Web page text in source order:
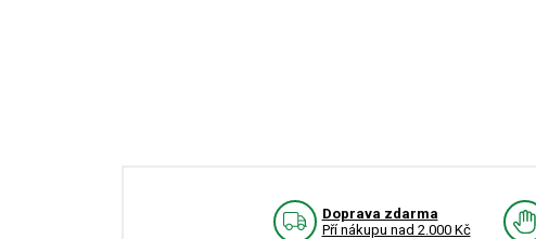
Doprava zdarma
Pří nákupu nad 2.000 Kč